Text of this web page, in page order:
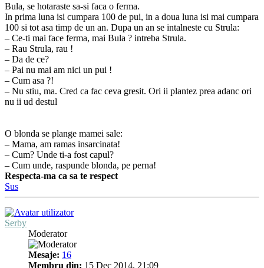
Bula, se hotaraste sa-si faca o ferma.
In prima luna isi cumpara 100 de pui, in a doua luna isi mai cumpara
100 si tot asa timp de un an. Dupa un an se intalneste cu Strula:
– Ce-ti mai face ferma, mai Bula ? intreba Strula.
– Rau Strula, rau !
– Da de ce?
– Pai nu mai am nici un pui !
– Cum asa ?!
– Nu stiu, ma. Cred ca fac ceva gresit. Ori ii plantez prea adanc ori
nu ii ud destul
O blonda se plange mamei sale:
– Mama, am ramas insarcinata!
– Cum? Unde ti-a fost capul?
– Cum unde, raspunde blonda, pe perna!
Respecta-ma ca sa te respect
Sus
Serby
Moderator
Mesaje: 16
Membru din: 15 Dec 2014, 21:09